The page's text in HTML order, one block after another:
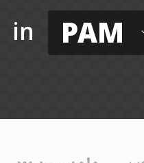
in PAM